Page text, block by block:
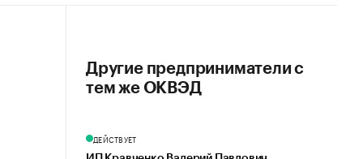
Другие предприниматели с
тем же ОКВЭД
ДЕЙСТВУЕТ